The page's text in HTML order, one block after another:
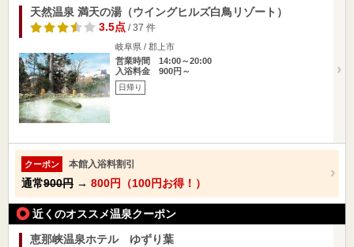
天然温泉 満天の湯（ウイングヒルズ白鳥リゾート）
3.5点/ 37 件
岐阜県 / 郡上市
営業時間 14:00～20:00
入浴料金 900円～
日帰り
クーポン 本館入浴料割引
通常900円 → 800円（100円お得！）
近くのオススメ温泉クーポン
恵那峡温泉ホテル ゆずり葉